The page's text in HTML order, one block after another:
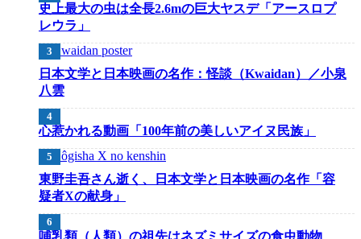
史上最大の虫は全長2.6mの巨大ヤスデ「アースロプ
レウラ」
日本文学と日本映画の名作：怪談（Kwaidan）／小泉
八雲
心惹かれる動画「100年前の美しいアイヌ民族」
東野圭吾さん逝く、日本文学と日本映画の名作「容
疑者Xの献身」
哺乳類（人類）の祖先はネズミサイズの食虫動物